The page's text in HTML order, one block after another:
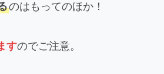
のはもってのほか！
すのでご注意。